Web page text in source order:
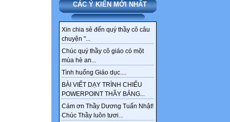
CÁC Ý KIẾN MỚI NHẤT
Xin chia sẻ đến quý thầy cô câu
chuyện "...
Chúc quý thầy cô giáo có một
mùa hè an...
Tình huống Giáo dục....
BÀI VIẾT DẠY TRÌNH CHIẾU
POWERPOINT THẦY BẢNG...
Cám ơn Thầy Dương Tuấn Nhật!
Chúc Thầy luôn tươi...